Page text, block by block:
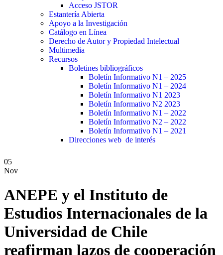
Acceso JSTOR
Estantería Abierta
Apoyo a la Investigación
Catálogo en Línea
Derecho de Autor y Propiedad Intelectual
Multimedia
Recursos
Boletines bibliográficos
Boletín Informativo N1 – 2025
Boletín Informativo N1 – 2024
Boletín Informativo N1 2023
Boletín Informativo N2 2023
Boletín Informativo N1 – 2022
Boletín Informativo N2 – 2022
Boletín Informativo N1 – 2021
Direcciones web de interés
05
Nov
ANEPE y el Instituto de
Estudios Internacionales de la
Universidad de Chile
reafirman lazos de cooperación